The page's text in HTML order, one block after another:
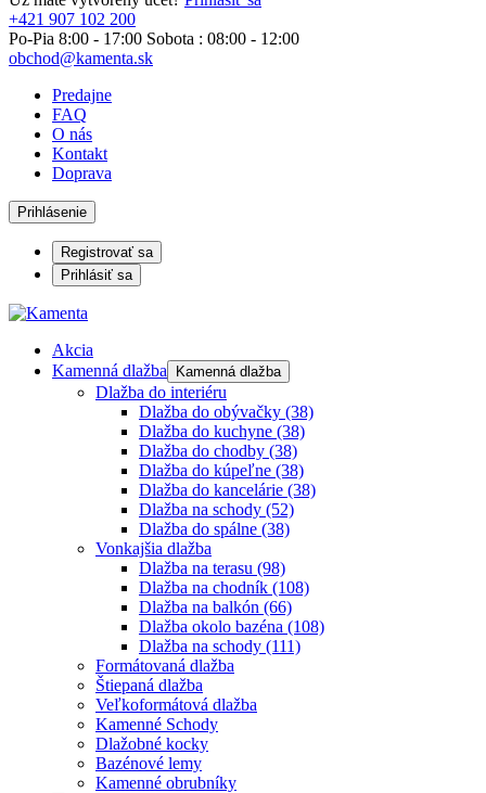
+421 907 102 200
Po-Pia 8:00 - 17:00 Sobota : 08:00 - 12:00
obchod@kamenta.sk
Predajne
FAQ
O nás
Kontakt
Doprava
Prihlásenie
Registrovať sa
Prihlásiť sa
Akcia
Kamenná dlažba
Kamenná dlažba
Dlažba do interiéru
Dlažba do obývačky (38)
Dlažba do kuchyne (38)
Dlažba do chodby (38)
Dlažba do kúpeľne (38)
Dlažba do kancelárie (38)
Dlažba na schody (52)
Dlažba do spálne (38)
Vonkajšia dlažba
Dlažba na terasu (98)
Dlažba na chodník (108)
Dlažba na balkón (66)
Dlažba okolo bazéna (108)
Dlažba na schody (111)
Formátovaná dlažba
Štiepaná dlažba
Veľkoformátová dlažba
Kamenné Schody
Dlažobné kocky
Bazénové lemy
Kamenné obrubníky